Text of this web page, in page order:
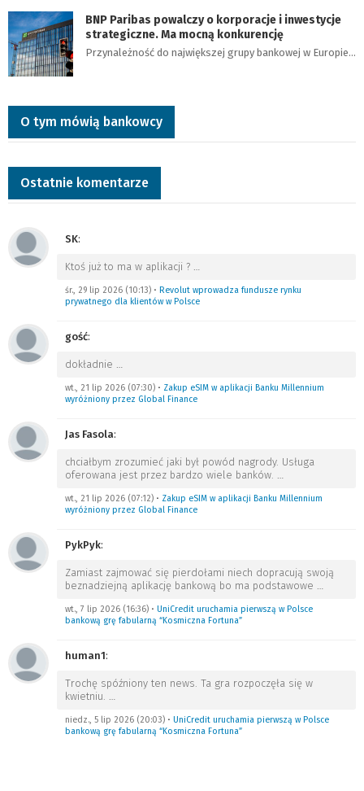
BNP Paribas powalczy o korporacje i inwestycje
strategiczne. Ma mocną konkurencję
Przynależność do największej grupy bankowej w Europie…
O tym mówią bankowcy
Ostatnie komentarze
SK:
Ktoś już to ma w aplikacji ? …
śr., 29 lip 2026 (10:13) • Revolut wprowadza fundusze rynku
prywatnego dla klientów w Polsce
gość:
dokładnie …
wt., 21 lip 2026 (07:30) • Zakup eSIM w aplikacji Banku Millennium
wyróżniony przez Global Finance
Jas Fasola:
chciałbym zrozumieć jaki był powód nagrody. Usługa
oferowana jest przez bardzo wiele banków. …
wt., 21 lip 2026 (07:12) • Zakup eSIM w aplikacji Banku Millennium
wyróżniony przez Global Finance
PykPyk:
Zamiast zajmować się pierdołami niech dopracują swoją
beznadziejną aplikację bankową bo ma podstawowe …
wt., 7 lip 2026 (16:36) • UniCredit uruchamia pierwszą w Polsce
bankową grę fabularną “Kosmiczna Fortuna”
human1:
Trochę spóźniony ten news. Ta gra rozpoczęła się w
kwietniu. …
niedz., 5 lip 2026 (20:03) • UniCredit uruchamia pierwszą w Polsce
bankową grę fabularną “Kosmiczna Fortuna”